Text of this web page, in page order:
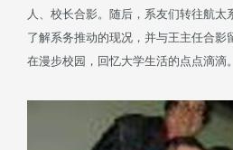
人、校长合影。随后，系友们转往航太
了解系务推动的现况，并与王主任合影
在漫步校园，回忆大学生活的点点滴滴。